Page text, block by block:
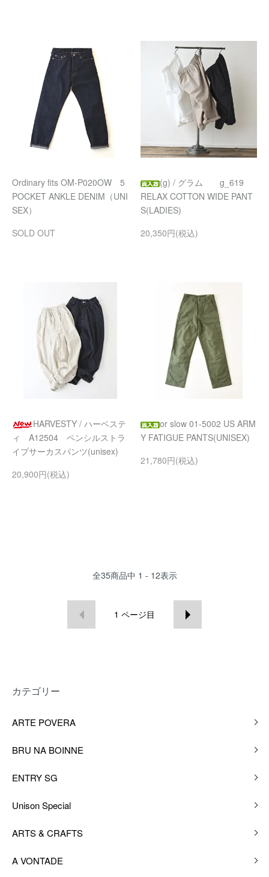
Ordinary fits OM-P020OW 5
POCKET ANKLE DENIM（UNI
SEX）
SOLD OUT
(g) / グラム g_619
RELAX COTTON WIDE PANT
S(LADIES)
20,350円(税込)
HARVESTY / ハーベステ
ィ A12504 ペンシルストラ
イプサーカスパンツ(unisex)
20,900円(税込)
or slow 01-5002 US ARM
Y FATIGUE PANTS(UNISEX)
21,780円(税込)
全35商品中 1 - 12表示
1 ページ目
カテゴリー
ARTE POVERA
BRU NA BOINNE
ENTRY SG
Unison Special
ARTS & CRAFTS
A VONTADE